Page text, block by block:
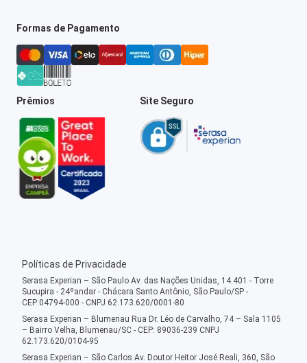
Formas de Pagamento
Prêmios Site Seguro
Políticas de Privacidade
Serasa Experian – São Paulo Av. das Nações Unidas, 14.401 - Torre
Sucupira - 24ºandar - Chácara Santo Antônio, São Paulo/SP -
CEP:04794-000 - CNPJ 62.173.620/0001-80
Serasa Experian – Blumenau Rua Dr. Léo de Carvalho, 74 – Sala 1105
– Bairro Velha, Blumenau/SC - CEP: 89036-239 CNPJ
62.173.620/0104-95
Serasa Experian – São Carlos Av. Doutor Heitor José Reali, 360, São